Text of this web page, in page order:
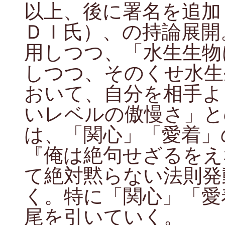
以上、後に署名を追
ＤＩ氏）、の持論展
用しつつ、「水生生
しつつ、そのくせ水
おいて、自分を相手
いレベルの傲慢さ」
は、「関心」「愛着
『俺は絶句せざるを
て絶対黙らない法則
く。特に「関心」「
尾を引いていく。